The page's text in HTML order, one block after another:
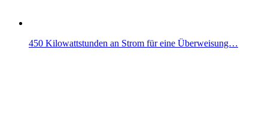
450 Kilowattstunden an Strom für eine Überweisung…